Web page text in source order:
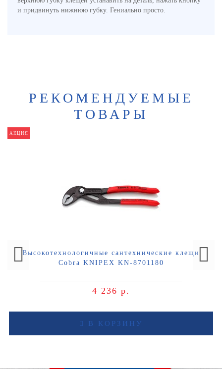
и придвинуть нижнюю губку. Гениально просто.
РЕКОМЕНДУЕМЫЕ
ТОВАРЫ
АКЦИЯ
Высокотехнологичные сантехнические клещи
Cobra KNIPEX KN-8701180
4 236 р.
В КОРЗИНУ